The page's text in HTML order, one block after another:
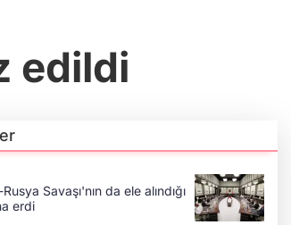
edildi
Savaşı'nın da ele alındığı
erdi